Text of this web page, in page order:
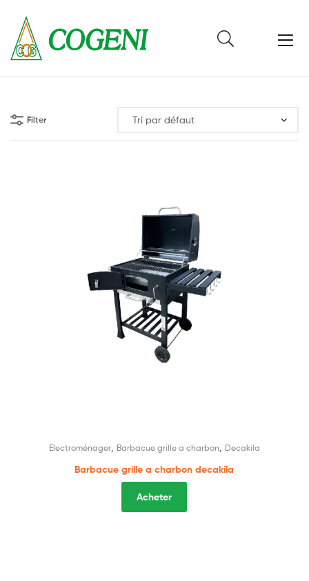
Filter
Electroménager, Barbacue grille a charbon Decakila
Barbacue grille a charbon decakila
Acheter